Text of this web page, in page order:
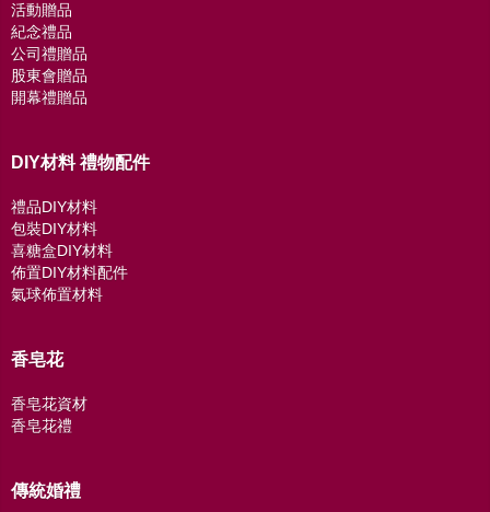
活動贈品
紀念禮品
公司禮贈品
股東會贈品
開幕禮贈品
DIY材料 禮物配件
禮品DIY材料
包裝DIY材料
喜糖盒DIY材料
佈置DIY材料配件
氣球佈置材料
香皂花
香皂花資材
香皂花禮
傳統婚禮